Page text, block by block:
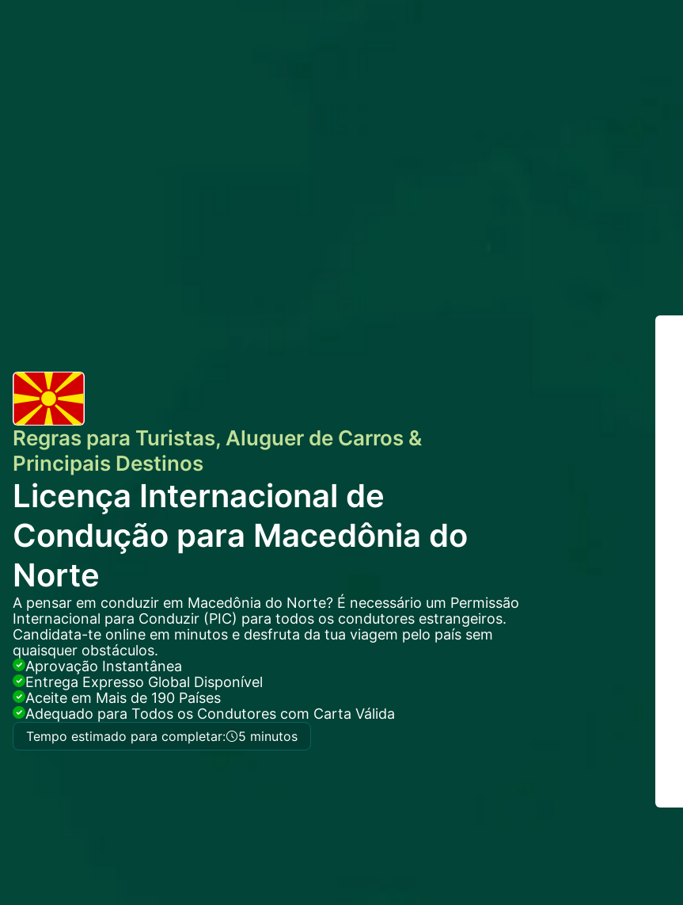
Regras para Turistas, Aluguer de Carros &
Principais Destinos
Licença Internacional de
Condução para Macedônia do
Norte
A pensar em conduzir em Macedônia do Norte? É necessário um Permissão
Internacional para Conduzir (PIC) para todos os condutores estrangeiros.
Candidata-te online em minutos e desfruta da tua viagem pelo país sem
quaisquer obstáculos.
Aprovação Instantânea
Entrega Expresso Global Disponível
Aceite em Mais de 190 Países
Adequado para Todos os Condutores com Carta Válida
Tempo estimado para completar: 5 minutos